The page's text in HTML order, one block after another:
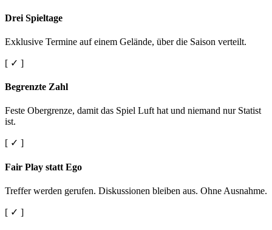
Drei Spieltage
Exklusive Termine auf einem Gelände, über die Saison verteilt.
[ ✓ ]
Begrenzte Zahl
Feste Obergrenze, damit das Spiel Luft hat und niemand nur Statist
ist.
[ ✓ ]
Fair Play statt Ego
Treffer werden gerufen. Diskussionen bleiben aus. Ohne Ausnahme.
[ ✓ ]